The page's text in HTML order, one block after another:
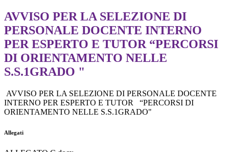
AVVISO PER LA SELEZIONE DI
PERSONALE DOCENTE INTERNO
PER ESPERTO E TUTOR “PERCORSI
DI ORIENTAMENTO NELLE
S.S.1GRADO "
AVVISO PER LA SELEZIONE DI PERSONALE DOCENTE
INTERNO PER ESPERTO E TUTOR “PERCORSI DI
ORIENTAMENTO NELLE S.S.1GRADO"
Allegati